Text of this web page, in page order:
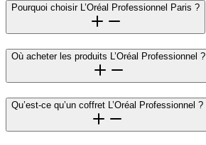
Pourquoi choisir L’Oréal Professionnel Paris ?
Où acheter les produits L’Oréal Professionnel ?
Qu’est-ce qu’un coffret L’Oréal Professionnel ?